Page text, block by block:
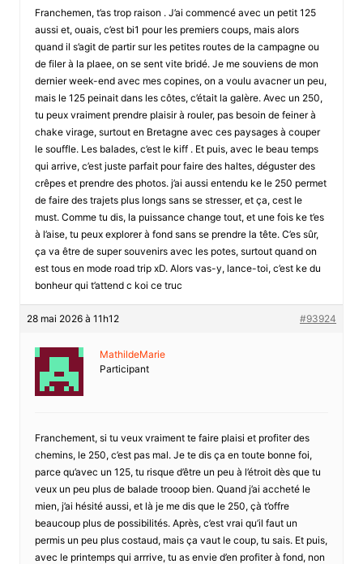
Franchemen, t’as trop raison . J’ai commencé avec un petit 125
aussi et, ouais, c’est bi1 pour les premiers coups, mais alors
quand il s’agit de partir sur les petites routes de la campagne ou
de filer à la plaee, on se sent vite bridé. Je me souviens de mon
dernier week-end avec mes copines, on a voulu avacner un peu,
mais le 125 peinait dans les côtes, c’était la galère. Avec un 250,
tu peux vraiment prendre plaisir à rouler, pas besoin de feiner à
chake virage, surtout en Bretagne avec ces paysages à couper
le souffle. Les balades, c’est le kiff . Et puis, avec le beau temps
qui arrive, c’est juste parfait pour faire des haltes, déguster des
crêpes et prendre des photos. j’ai aussi entendu ke le 250 permet
de faire des trajets plus longs sans se stresser, et ça, cest le
must. Comme tu dis, la puissance change tout, et une fois ke t’es
à l’aise, tu peux explorer à fond sans se prendre la tête. C’es sûr,
ça va être de super souvenirs avec les potes, surtout quand on
est tous en mode road trip xD. Alors vas-y, lance-toi, c’est ke du
bonheur qui t’attend c koi ce truc
28 mai 2026 à 11h12 #93924
MathildeMarie
Participant
Franchement, si tu veux vraiment te faire plaisi et profiter des
chemins, le 250, c’est pas mal. Je te dis ça en toute bonne foi,
parce qu’avec un 125, tu risque d’être un peu à l’étroit dès que tu
veux un peu plus de balade trooop bien. Quand j’ai accheté le
mien, j’ai hésité aussi, et là je me dis que le 250, çà t’offre
beaucoup plus de possibilités. Après, c’est vrai qu’il faut un
permis un peu plus costaud, mais ça vaut le coup, tu sais. Et puis,
avec le printemps qui arrrive, tu as envie d’en profiter à fond, non